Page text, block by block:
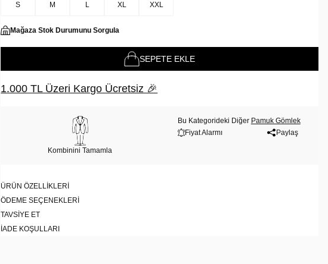
S M L XL XXL
Mağaza Stok Durumunu Sorgula
SEPETE EKLE
1.000 TL Üzeri Kargo Ücretsiz 🎉
Kombinini Tamamla
Bu Kategorideki Diğer Pamuk Gömlek
Fiyat Alarmı
Paylaş
ÜRÜN ÖZELLIKLERI
ÖDEME SEÇENEKLERI
TAVSIYE ET
İADE KOŞULLARI